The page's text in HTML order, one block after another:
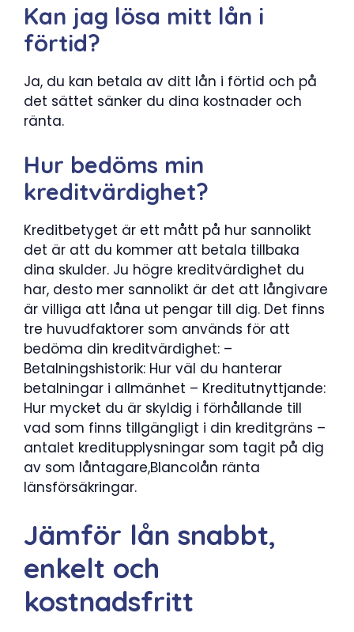
Kan jag lösa mitt lån i
förtid?
Ja, du kan betala av ditt lån i förtid och på
det sättet sänker du dina kostnader och
ränta.
Hur bedöms min
kreditvärdighet?
Kreditbetyget är ett mått på hur sannolikt
det är att du kommer att betala tillbaka
dina skulder. Ju högre kreditvärdighet du
har, desto mer sannolikt är det att långivare
är villiga att låna ut pengar till dig. Det finns
tre huvudfaktorer som används för att
bedöma din kreditvärdighet: –
Betalningshistorik: Hur väl du hanterar
betalningar i allmänhet – Kreditutnyttjande:
Hur mycket du är skyldig i förhållande till
vad som finns tillgängligt i din kreditgräns –
antalet kreditupplysningar som tagit på dig
av som låntagare,Blancolån ränta
länsförsäkringar.
Jämför lån snabbt,
enkelt och
kostnadsfritt